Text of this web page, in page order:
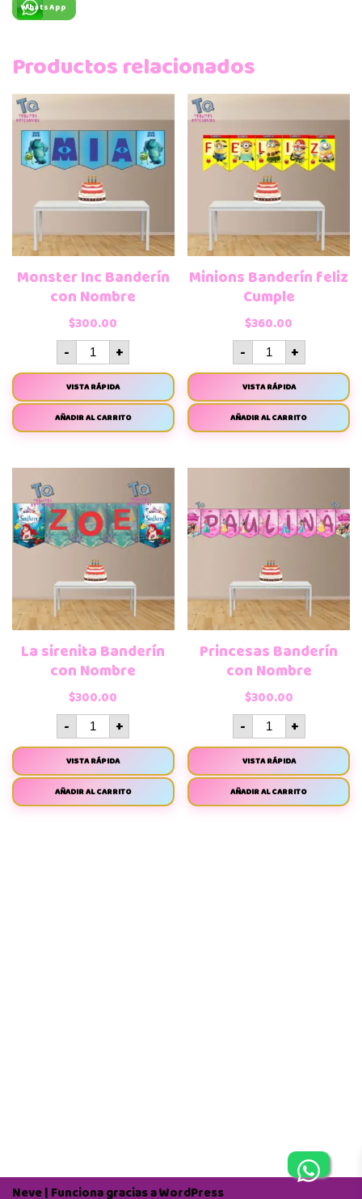
WhatsApp
Productos relacionados
Monster Inc Banderín
con Nombre
$300.00
- +
VISTA RÁPIDA
AÑADIR AL CARRITO
Minions Banderín feliz
Cumple
$360.00
- +
VISTA RÁPIDA
AÑADIR AL CARRITO
La sirenita Banderín
con Nombre
$300.00
- +
VISTA RÁPIDA
AÑADIR AL CARRITO
Princesas Banderín
con Nombre
$300.00
- +
VISTA RÁPIDA
AÑADIR AL CARRITO
Neve| Funciona gracias aWordPress